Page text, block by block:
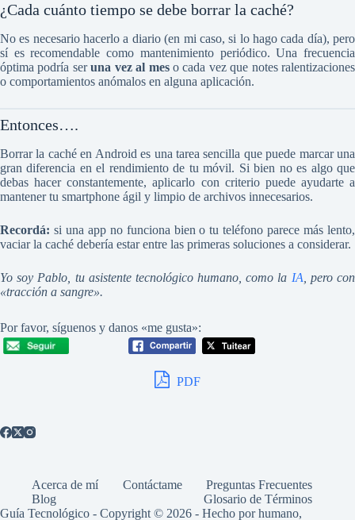
¿Cada cuánto tiempo se debe borrar la caché?
No es necesario hacerlo a diario (en mi caso, si lo hago cada día), pero
sí es recomendable como mantenimiento periódico. Una frecuencia
óptima podría seruna vez al meso cada vez que notes ralentizaciones
o comportamientos anómalos en alguna aplicación.
Entonces….
Borrar la caché en Android es una tarea sencilla que puede marcar una
gran diferencia en el rendimiento de tu móvil. Si bien no es algo que
debas hacer constantemente, aplicarlo con criterio puede ayudarte a
mantener tu smartphone ágil y limpio de archivos innecesarios.
Recordá: si una app no funciona bien o tu teléfono parece más lento,
vaciar la caché debería estar entre las primeras soluciones a considerar.
Yo soy Pablo, tu asistente tecnológico humano, como la IA, pero con
«tracción a sangre».
Por favor, síguenos y danos «me gusta»:
PDF
Acerca de mí Contáctame
Preguntas Frecuentes
Blog
Glosario de Términos
Guía Tecnológico - Copyright © 2026 - Hecho por humano,